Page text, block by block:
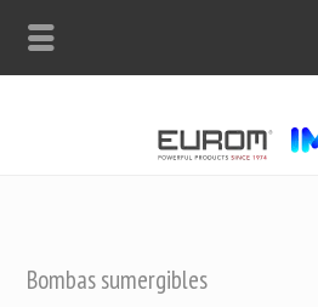
Bombas sumergibles